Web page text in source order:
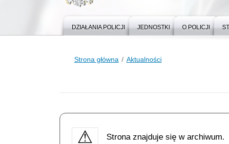
DZIAŁANIA POLICJI JEDNOSTKI O POLICJI
Strona główna Aktualności
Strona znajduje się w archiwum.